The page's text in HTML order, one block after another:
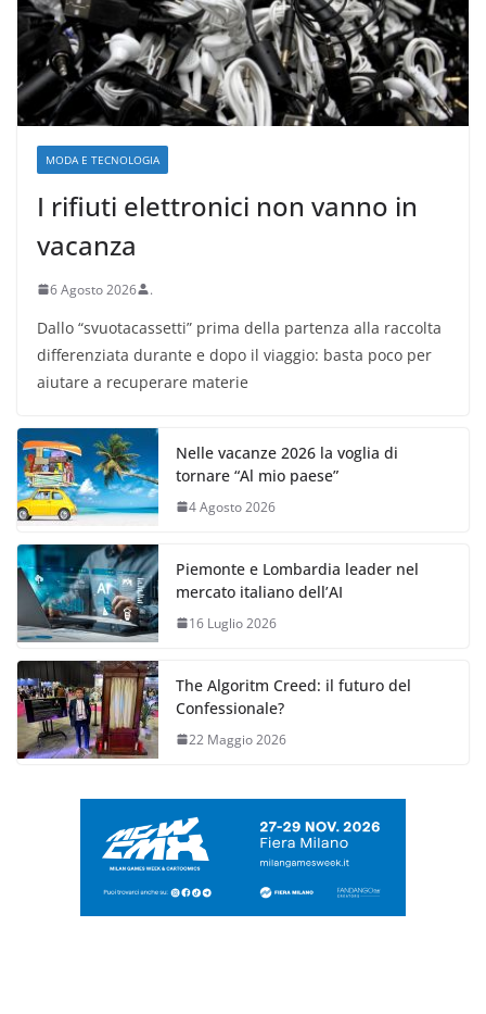
MODA E TECNOLOGIA
I rifiuti elettronici non vanno in
vacanza
6 Agosto 2026 .
Dallo “svuotacassetti” prima della partenza alla raccolta
differenziata durante e dopo il viaggio: basta poco per
aiutare a recuperare materie
Nelle vacanze 2026 la voglia di
tornare “Al mio paese”
4 Agosto 2026
Piemonte e Lombardia leader nel
mercato italiano dell’AI
16 Luglio 2026
The Algoritm Creed: il futuro del
Confessionale?
22 Maggio 2026